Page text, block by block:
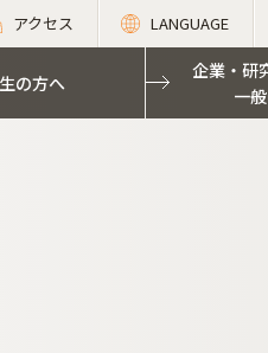
アクセス LANGUAGE
の方へ
企業・研
一